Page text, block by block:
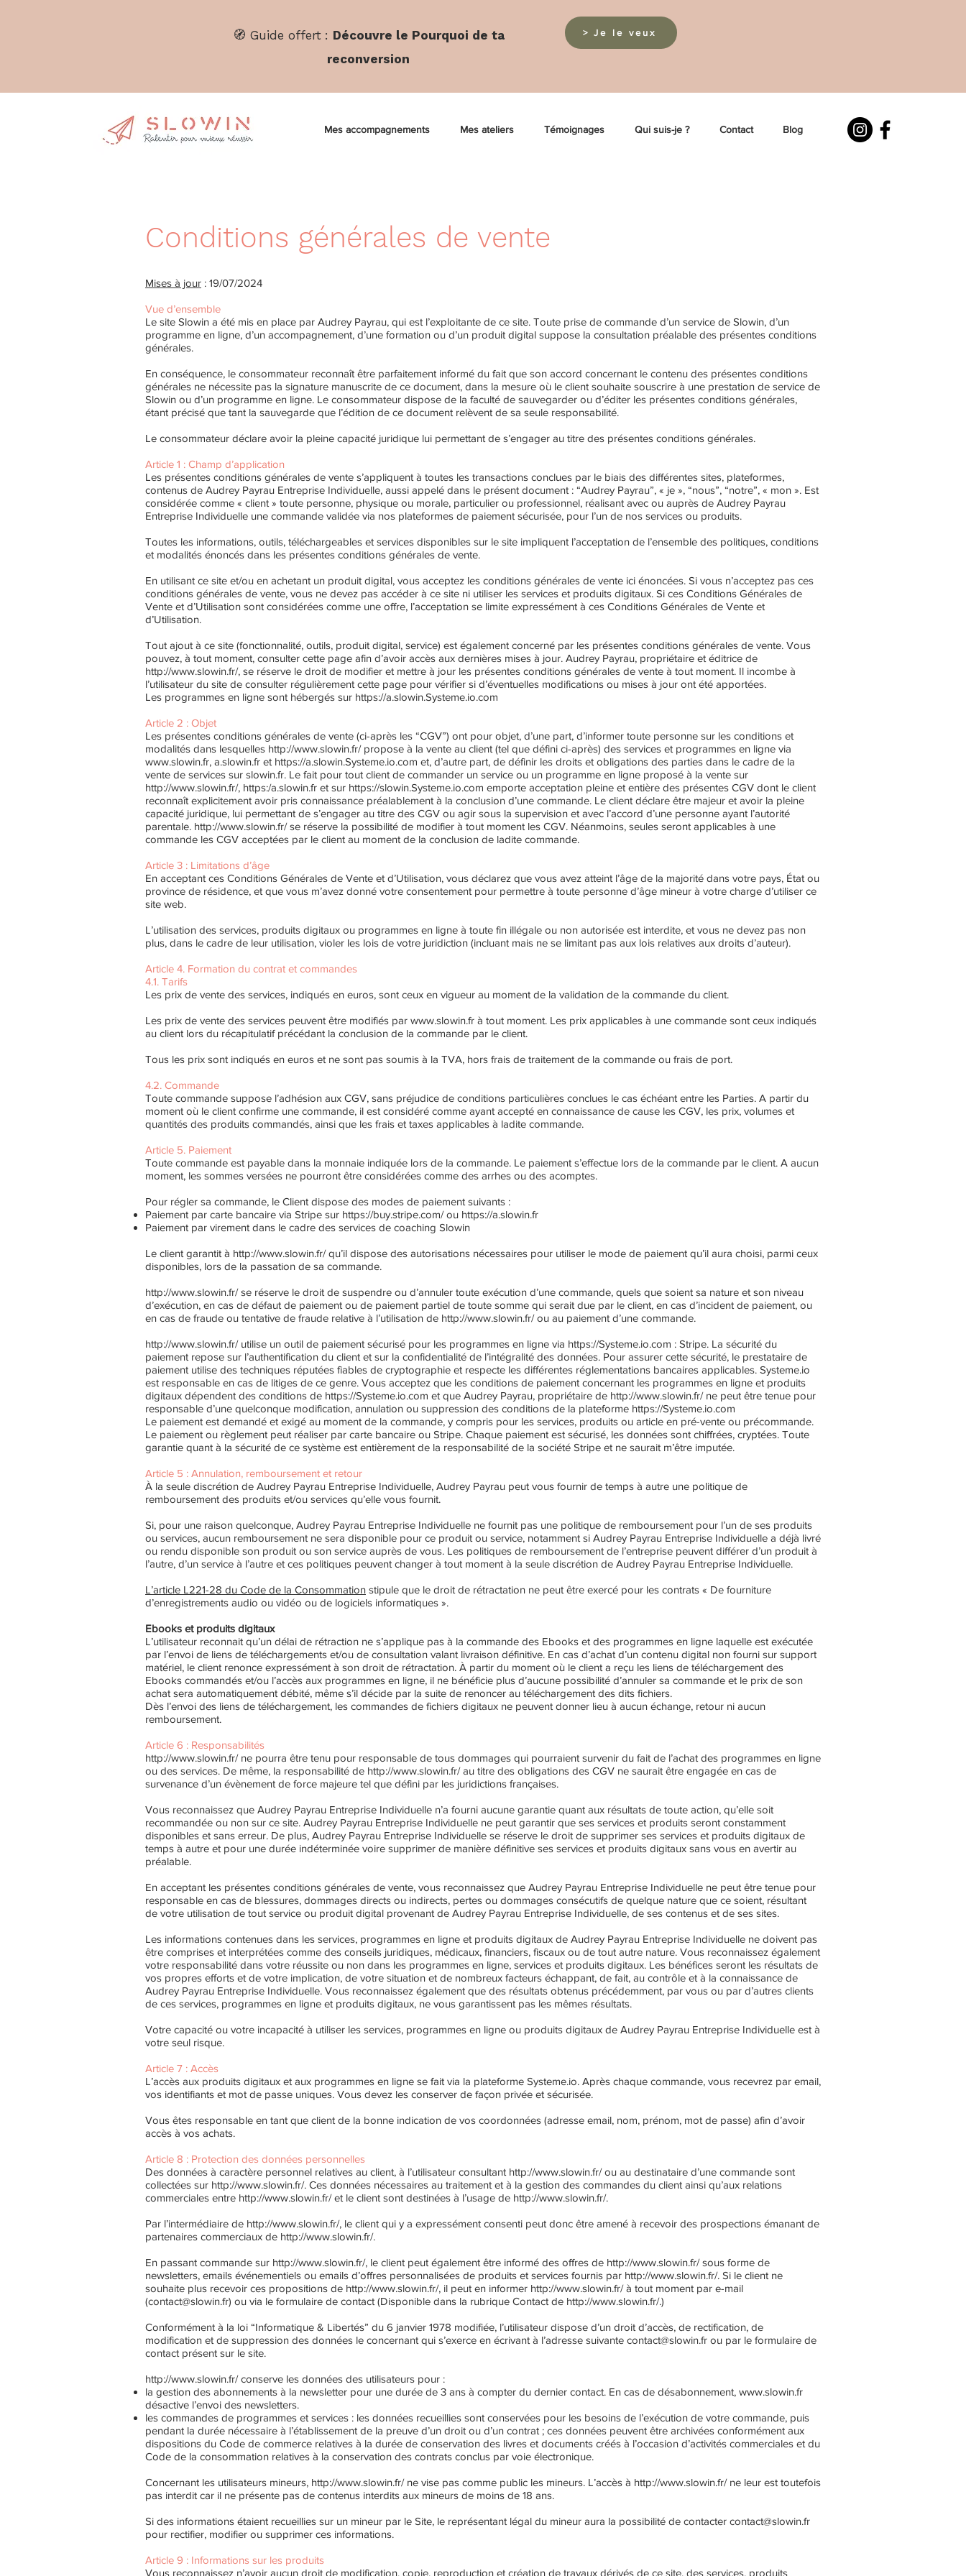
🧭 Guide offert : Découvre le Pourquoi de ta
reconversion
> Je le veux
Mes accompagnements Mes ateliers Témoignages Qui suis-je ? Contact Blog
Conditions générales de vente
Mises à jour : 19/07/2024
Vue d’ensemble
Le site Slowin a été mis en place par Audrey Payrau, qui est l’exploitante de ce site. Toute prise de commande d’un service de Slowin, d’un
programme en ligne, d’un accompagnement, d’une formation ou d’un produit digital suppose la consultation préalable des présentes conditions
générales.
En conséquence, le consommateur reconnaît être parfaitement informé du fait que son accord concernant le contenu des présentes conditions
générales ne nécessite pas la signature manuscrite de ce document, dans la mesure où le client souhaite souscrire à une prestation de service de
Slowin ou d’un programme en ligne. Le consommateur dispose de la faculté de sauvegarder ou d’éditer les présentes conditions générales,
étant précisé que tant la sauvegarde que l’édition de ce document relèvent de sa seule responsabilité.
Le consommateur déclare avoir la pleine capacité juridique lui permettant de s’engager au titre des présentes conditions générales.
Article 1 : Champ d’application
Les présentes conditions générales de vente s’appliquent à toutes les transactions conclues par le biais des différentes sites, plateformes,
contenus de Audrey Payrau Entreprise Individuelle, aussi appelé dans le présent document : “Audrey Payrau”, « je », “nous”, “notre”, « mon ». Est
considérée comme « client » toute personne, physique ou morale, particulier ou professionnel, réalisant avec ou auprès de Audrey Payrau
Entreprise Individuelle une commande validée via nos plateformes de paiement sécurisée, pour l’un de nos services ou produits.
Toutes les informations, outils, téléchargeables et services disponibles sur le site impliquent l’acceptation de l’ensemble des politiques, conditions
et modalités énoncés dans les présentes conditions générales de vente.
En utilisant ce site et/ou en achetant un produit digital, vous acceptez les conditions générales de vente ici énoncées. Si vous n’acceptez pas ces
conditions générales de vente, vous ne devez pas accéder à ce site ni utiliser les services et produits digitaux. Si ces Conditions Générales de
Vente et d’Utilisation sont considérées comme une offre, l’acceptation se limite expressément à ces Conditions Générales de Vente et
d’Utilisation.
Tout ajout à ce site (fonctionnalité, outils, produit digital, service) est également concerné par les présentes conditions générales de vente. Vous
pouvez, à tout moment, consulter cette page afin d’avoir accès aux dernières mises à jour. Audrey Payrau, propriétaire et éditrice de
http://www.slowin.fr/, se réserve le droit de modifier et mettre à jour les présentes conditions générales de vente à tout moment. Il incombe à
l’utilisateur du site de consulter régulièrement cette page pour vérifier si d’éventuelles modifications ou mises à jour ont été apportées.
Les programmes en ligne sont hébergés sur https://a.slowin.Systeme.io.com
Article 2 : Objet
Les présentes conditions générales de vente (ci-après les “CGV”) ont pour objet, d’une part, d’informer toute personne sur les conditions et
modalités dans lesquelles http://www.slowin.fr/propose à la vente au client (tel que défini ci-après) des services et programmes en ligne via
www.slowin.fr, a.slowin.fr et https://a.slowin.Systeme.io.com et, d’autre part, de définir les droits et obligations des parties dans le cadre de la
vente de services sur slowin.fr. Le fait pour tout client de commander un service ou un programme en ligne proposé à la vente sur
http://www.slowin.fr/, https:/a.slowin.fr et sur https://slowin.Systeme.io.com emporte acceptation pleine et entière des présentes CGV dont le client
reconnaît explicitement avoir pris connaissance préalablement à la conclusion d’une commande. Le client déclare être majeur et avoir la pleine
capacité juridique, lui permettant de s’engager au titre des CGV ou agir sous la supervision et avec l’accord d’une personne ayant l’autorité
parentale. http://www.slowin.fr/se réserve la possibilité de modifier à tout moment les CGV. Néanmoins, seules seront applicables à une
commande les CGV acceptées par le client au moment de la conclusion de ladite commande.
Article 3 : Limitations d’âge
En acceptant ces Conditions Générales de Vente et d’Utilisation, vous déclarez que vous avez atteint l’âge de la majorité dans votre pays, État ou
province de résidence, et que vous m’avez donné votre consentement pour permettre à toute personne d’âge mineur à votre charge d’utiliser ce
site web.
L’utilisation des services, produits digitaux ou programmes en ligne à toute fin illégale ou non autorisée est interdite, et vous ne devez pas non
plus, dans le cadre de leur utilisation, violer les lois de votre juridiction (incluant mais ne se limitant pas aux lois relatives aux droits d’auteur).
Article 4. Formation du contrat et commandes
4.1. Tarifs
Les prix de vente des services, indiqués en euros, sont ceux en vigueur au moment de la validation de la commande du client.
Les prix de vente des services peuvent être modifiés par www.slowin.fr à tout moment. Les prix applicables à une commande sont ceux indiqués
au client lors du récapitulatif précédant la conclusion de la commande par le client.
Tous les prix sont indiqués en euros et ne sont pas soumis à la TVA, hors frais de traitement de la commande ou frais de port.
4.2. Commande
Toute commande suppose l’adhésion aux CGV, sans préjudice de conditions particulières conclues le cas échéant entre les Parties. A partir du
moment où le client confirme une commande, il est considéré comme ayant accepté en connaissance de cause les CGV, les prix, volumes et
quantités des produits commandés, ainsi que les frais et taxes applicables à ladite commande.
Article 5. Paiement
Toute commande est payable dans la monnaie indiquée lors de la commande. Le paiement s’effectue lors de la commande par le client. A aucun
moment, les sommes versées ne pourront être considérées comme des arrhes ou des acomptes.
Pour régler sa commande, le Client dispose des modes de paiement suivants :
Paiement par carte bancaire via Stripe sur https://buy.stripe.com/ou https://a.slowin.fr
Paiement par virement dans le cadre des services de coaching Slowin
Le client garantit à http://www.slowin.fr/qu’il dispose des autorisations nécessaires pour utiliser le mode de paiement qu’il aura choisi, parmi ceux
disponibles, lors de la passation de sa commande.
http://www.slowin.fr/se réserve le droit de suspendre ou d’annuler toute exécution d’une commande, quels que soient sa nature et son niveau
d’exécution, en cas de défaut de paiement ou de paiement partiel de toute somme qui serait due par le client, en cas d’incident de paiement, ou
en cas de fraude ou tentative de fraude relative à l’utilisation de http://www.slowin.fr/ou au paiement d’une commande.
http://www.slowin.fr/utilise un outil de paiement sécurisé pour les programmes en ligne via https://Systeme.io.com : Stripe. La sécurité du
paiement repose sur l’authentification du client et sur la confidentialité de l’intégralité des données. Pour assurer cette sécurité, le prestataire de
paiement utilise des techniques réputées fiables de cryptographie et respecte les différentes réglementations bancaires applicables. Systeme.io
est responsable en cas de litiges de ce genre. Vous acceptez que les conditions de paiement concernant les programmes en ligne et produits
digitaux dépendent des conditions de https://Systeme.io.com et que Audrey Payrau, propriétaire de http://www.slowin.fr/ne peut être tenue pour
responsable d’une quelconque modification, annulation ou suppression des conditions de la plateforme https://Systeme.io.com
Le paiement est demandé et exigé au moment de la commande, y compris pour les services, produits ou article en pré-vente ou précommande.
Le paiement ou règlement peut réaliser par carte bancaire ou Stripe. Chaque paiement est sécurisé, les données sont chiffrées, cryptées. Toute
garantie quant à la sécurité de ce système est entièrement de la responsabilité de la société Stripe et ne saurait m’être imputée.
Article 5 : Annulation, remboursement et retour
À la seule discrétion de Audrey Payrau Entreprise Individuelle, Audrey Payrau peut vous fournir de temps à autre une politique de
remboursement des produits et/ou services qu’elle vous fournit.
Si, pour une raison quelconque, Audrey Payrau Entreprise Individuelle ne fournit pas une politique de remboursement pour l’un de ses produits
ou services, aucun remboursement ne sera disponible pour ce produit ou service, notamment si Audrey Payrau Entreprise Individuelle a déjà livré
ou rendu disponible son produit ou son service auprès de vous. Les politiques de remboursement de l’entreprise peuvent différer d’un produit à
l’autre, d’un service à l’autre et ces politiques peuvent changer à tout moment à la seule discrétion de Audrey Payrau Entreprise Individuelle.
L’article L221-28 du Code de la Consommation stipule que le droit de rétractation ne peut être exercé pour les contrats « De fourniture
d’enregistrements audio ou vidéo ou de logiciels informatiques ».
Ebooks et produits digitaux
L’utilisateur reconnait qu’un délai de rétraction ne s’applique pas à la commande des Ebooks et des programmes en ligne laquelle est exécutée
par l’envoi de liens de téléchargements et/ou de consultation valant livraison définitive. En cas d’achat d’un contenu digital non fourni sur support
matériel, le client renonce expressément à son droit de rétractation. À partir du moment où le client a reçu les liens de téléchargement des
Ebooks commandés et/ou l’accès aux programmes en ligne, il ne bénéficie plus d’aucune possibilité d’annuler sa commande et le prix de son
achat sera automatiquement débité, même s’il décide par la suite de renoncer au téléchargement des dits fichiers.
Dès l’envoi des liens de téléchargement, les commandes de fichiers digitaux ne peuvent donner lieu à aucun échange, retour ni aucun
remboursement.
Article 6 : Responsabilités
http://www.slowin.fr/ne pourra être tenu pour responsable de tous dommages qui pourraient survenir du fait de l’achat des programmes en ligne
ou des services. De même, la responsabilité de http://www.slowin.fr/au titre des obligations des CGV ne saurait être engagée en cas de
survenance d’un évènement de force majeure tel que défini par les juridictions françaises.
Vous reconnaissez que Audrey Payrau Entreprise Individuelle n’a fourni aucune garantie quant aux résultats de toute action, qu’elle soit
recommandée ou non sur ce site. Audrey Payrau Entreprise Individuelle ne peut garantir que ses services et produits seront constamment
disponibles et sans erreur. De plus, Audrey Payrau Entreprise Individuelle se réserve le droit de supprimer ses services et produits digitaux de
temps à autre et pour une durée indéterminée voire supprimer de manière définitive ses services et produits digitaux sans vous en avertir au
préalable.
En acceptant les présentes conditions générales de vente, vous reconnaissez que Audrey Payrau Entreprise Individuelle ne peut être tenue pour
responsable en cas de blessures, dommages directs ou indirects, pertes ou dommages consécutifs de quelque nature que ce soient, résultant
de votre utilisation de tout service ou produit digital provenant de Audrey Payrau Entreprise Individuelle, de ses contenus et de ses sites.
Les informations contenues dans les services, programmes en ligne et produits digitaux de Audrey Payrau Entreprise Individuelle ne doivent pas
être comprises et interprétées comme des conseils juridiques, médicaux, financiers, fiscaux ou de tout autre nature. Vous reconnaissez également
votre responsabilité dans votre réussite ou non dans les programmes en ligne, services et produits digitaux. Les bénéfices seront les résultats de
vos propres efforts et de votre implication, de votre situation et de nombreux facteurs échappant, de fait, au contrôle et à la connaissance de
Audrey Payrau Entreprise Individuelle. Vous reconnaissez également que des résultats obtenus précédemment, par vous ou par d’autres clients
de ces services, programmes en ligne et produits digitaux, ne vous garantissent pas les mêmes résultats.
Votre capacité ou votre incapacité à utiliser les services, programmes en ligne ou produits digitaux de Audrey Payrau Entreprise Individuelle est à
votre seul risque.
Article 7 : Accès
L’accès aux produits digitaux et aux programmes en ligne se fait via la plateforme Systeme.io. Après chaque commande, vous recevrez par email,
vos identifiants et mot de passe uniques. Vous devez les conserver de façon privée et sécurisée.
Vous êtes responsable en tant que client de la bonne indication de vos coordonnées (adresse email, nom, prénom, mot de passe) afin d’avoir
accès à vos achats.
Article 8 : Protection des données personnelles
Des données à caractère personnel relatives au client, à l’utilisateur consultant http://www.slowin.fr/ou au destinataire d’une commande sont
collectées sur http://www.slowin.fr/. Ces données nécessaires au traitement et à la gestion des commandes du client ainsi qu’aux relations
commerciales entre http://www.slowin.fr/et le client sont destinées à l’usage de http://www.slowin.fr/.
Par l’intermédiaire de http://www.slowin.fr/, le client qui y a expressément consenti peut donc être amené à recevoir des prospections émanant de
partenaires commerciaux de http://www.slowin.fr/.
En passant commande sur http://www.slowin.fr/, le client peut également être informé des offres de http://www.slowin.fr/sous forme de
newsletters, emails événementiels ou emails d’offres personnalisées de produits et services fournis par http://www.slowin.fr/. Si le client ne
souhaite plus recevoir ces propositions de http://www.slowin.fr/, il peut en informer http://www.slowin.fr/à tout moment par e-mail
(contact@slowin.fr) ou via le formulaire de contact (Disponible dans la rubrique Contact de http://www.slowin.fr/.)
Conformément à la loi “Informatique & Libertés” du 6 janvier 1978 modifiée, l’utilisateur dispose d’un droit d’accès, de rectification, de
modification et de suppression des données le concernant qui s’exerce en écrivant à l’adresse suivante contact@slowin.fr ou par le formulaire de
contact présent sur le site.
http://www.slowin.fr/conserve les données des utilisateurs pour :
la gestion des abonnements à la newsletter pour une durée de 3 ans à compter du dernier contact. En cas de désabonnement, www.slowin.fr
désactive l’envoi des newsletters.
les commandes de programmes et services : les données recueillies sont conservées pour les besoins de l’exécution de votre commande, puis
pendant la durée nécessaire à l’établissement de la preuve d’un droit ou d’un contrat ; ces données peuvent être archivées conformément aux
dispositions du Code de commerce relatives à la durée de conservation des livres et documents créés à l’occasion d’activités commerciales et du
Code de la consommation relatives à la conservation des contrats conclus par voie électronique.
Concernant les utilisateurs mineurs, http://www.slowin.fr/ne vise pas comme public les mineurs. L’accès à http://www.slowin.fr/ne leur est toutefois
pas interdit car il ne présente pas de contenus interdits aux mineurs de moins de 18 ans.
Si des informations étaient recueillies sur un mineur par le Site, le représentant légal du mineur aura la possibilité de contacter contact@slowin.fr
pour rectifier, modifier ou supprimer ces informations.
Article 9 : Informations sur les produits
Vous reconnaissez n’avoir aucun droit de modification, copie, reproduction et création de travaux dérivés de ce site, des services, produits